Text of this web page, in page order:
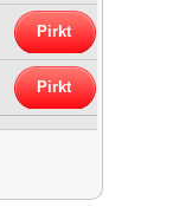
Pirkt
Pirkt